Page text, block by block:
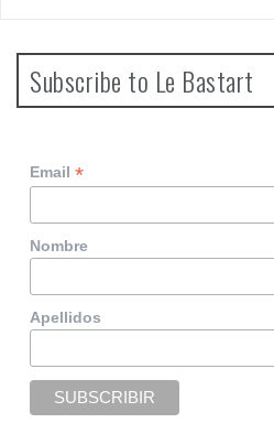
s
t
s
n
a
v
i
g
a
t
Subscribe to Le Bastart
Email*
Nombre
Apellidos